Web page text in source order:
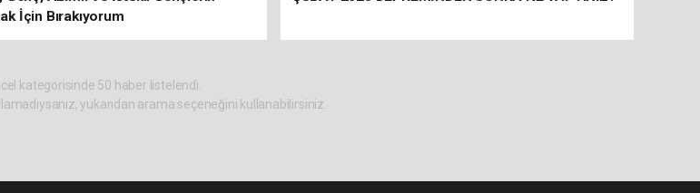
İçin Bırakıyorum
kategorisinde 50 haber listelendi.
yukarıdan arama seçeneğini kullanabilirsiniz.